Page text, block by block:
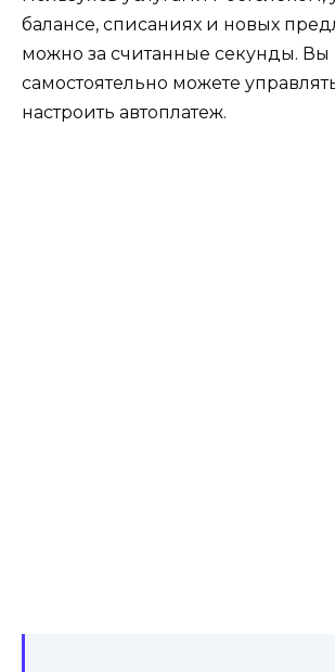
балансе, списаниях и новых
можно за считанные секунды. Вы
самостоятельно можете
настроить автоплатеж.